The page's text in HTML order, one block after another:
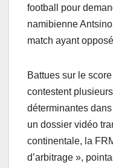
football pour
namibienne
match ayant
Battues sur le
contestent
déterminantes
un dossier vidéo
continentale, la
d’arbitrage »,